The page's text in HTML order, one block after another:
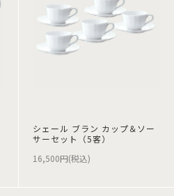
シェール ブラン カップ＆ソー
サーセット（5客）
16,500円(税込)